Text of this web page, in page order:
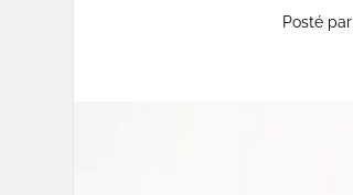
Posté par